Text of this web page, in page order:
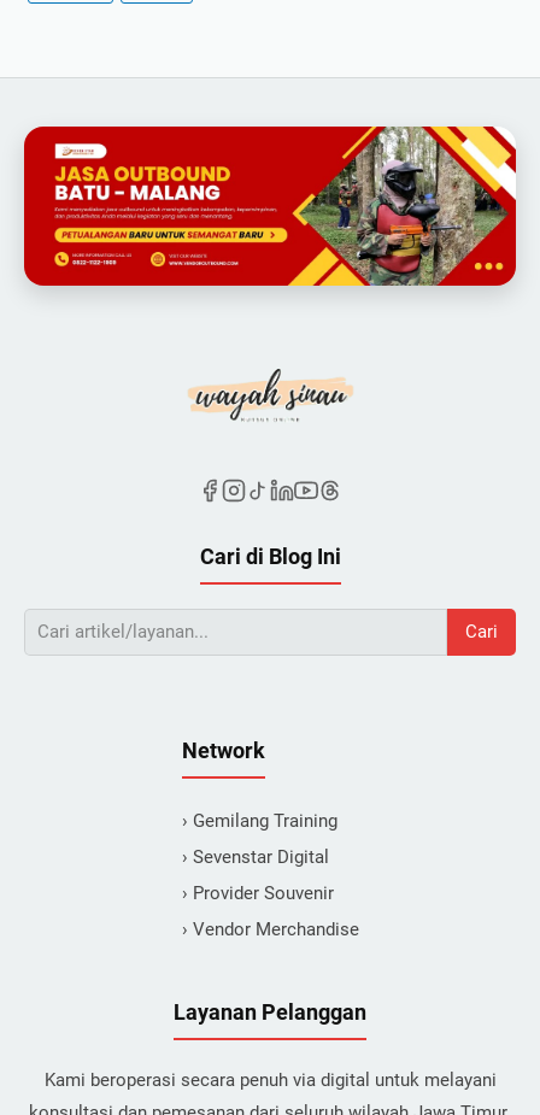
Cari di Blog Ini
Cari
Network
› Gemilang Training
› Sevenstar Digital
› Provider Souvenir
› Vendor Merchandise
Layanan Pelanggan
Kami beroperasi secara penuh via digital untuk melayani